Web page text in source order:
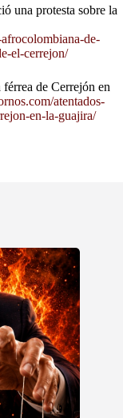
una protesta sobre la
de-
el-cerrejon/
de Cerrejón en
atentados-
en-la-guajira/